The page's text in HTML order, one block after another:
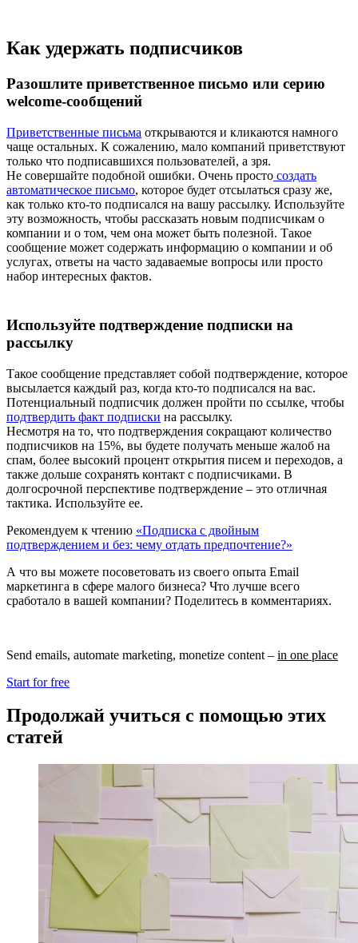
Как удержать подписчиков
Разошлите приветственное письмо или серию
welcome-сообщений
Приветственные письма открываются и кликаются намного
чаще остальных. К сожалению, мало компаний приветствуют
только что подписавшихся пользователей, а зря.
Не совершайте подобной ошибки. Очень просто создать
автоматическое письмо, которое будет отсылаться сразу же,
как только кто-то подписался на вашу рассылку. Используйте
эту возможность, чтобы рассказать новым подписчикам о
компании и о том, чем она может быть полезной. Такое
сообщение может содержать информацию о компании и об
услугах, ответы на часто задаваемые вопросы или просто
набор интересных фактов.
Используйте подтверждение подписки на
рассылку
Такое сообщение представляет собой подтверждение, которое
высылается каждый раз, когда кто-то подписался на вас.
Потенциальный подписчик должен пройти по ссылке, чтобы
подтвердить факт подписки на рассылку.
Несмотря на то, что подтверждения сокращают количество
подписчиков на 15%, вы будете получать меньше жалоб на
спам, более высокий процент открытия писем и переходов, а
также дольше сохранять контакт с подписчиками. В
долгосрочной перспективе подтверждение – это отличная
тактика. Используйте ее.
Рекомендуем к чтению «Подписка с двойным
подтверждением и без: чему отдать предпочтение?»
А что вы можете посоветовать из своего опыта Email
маркетинга в сфере малого бизнеса? Что лучше всего
сработало в вашей компании? Поделитесь в комментариях.
Send emails, automate marketing, monetize content – in one place
Start for free
Продолжай учиться с помощью этих
статей